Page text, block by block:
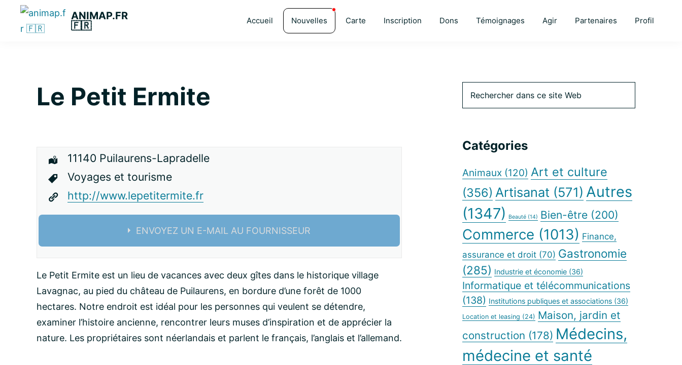
Passer
Passer
Passer
principale
ANIMAP.FR
🇫🇷
Accueil Nouvelles Carte Inscription Dons Témoignages Agir Partenaires Profil
Le Petit Ermite
11140 Puilaurens-Lapradelle
Voyages et tourisme
http://www.lepetitermite.fr
ENVOYEZ UN E-MAIL AU FOURNISSEUR
Message:
Le Petit Ermite est un lieu de vacances avec deux gîtes dans le historique village
Lavagnac, au pied du château de Puilaurens, en bordure d’une forêt de 1000
hectares. Notre endroit est idéal pour les personnes qui veulent se détendre,
examiner l’histoire ancienne, rencontrer leurs muses d’inspiration et de apprécier la
nature. Les propriétaires sont néerlandais et parlent le français, l’anglais et l’allemand.
Barre
principale
dans
Catégories
Animaux (120) Art et culture
(356) Artisanat (571) Autres
(1347)
Beauté (14) Bien-être (200)
Commerce (1013) Finance,
assurance et droit (70) Gastronomie
(285) Industrie et économie (36)
Informatique et télécommunications
(138) Institutions publiques et associations (36)
Location et leasing (24) Maison, jardin et
construction (178) Médecins,
médecine et santé